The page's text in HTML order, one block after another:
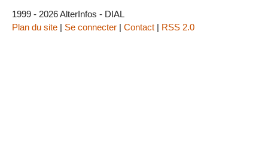
1999 - 2026 AlterInfos - DIAL
Plan du site | Se connecter | Contact | RSS 2.0